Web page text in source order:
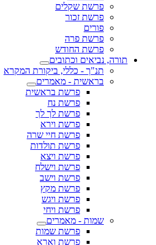
פרשת שקלים
פרשת זכור
פורים
פרשת פרה
פרשת החודש
תורה, נביאים וכתובים
תנ"ך - כללי, ביקורת המקרא
בראשית - מאמרים
פרשת בראשית
פרשת נח
פרשת לך לך
פרשת וירא
פרשת חיי שרה
פרשת תולדות
פרשת ויצא
פרשת וישלח
פרשת וישב
פרשת מקץ
פרשת ויגש
פרשת ויחי
שמות - מאמרים
פרשת שמות
פרשת וארא